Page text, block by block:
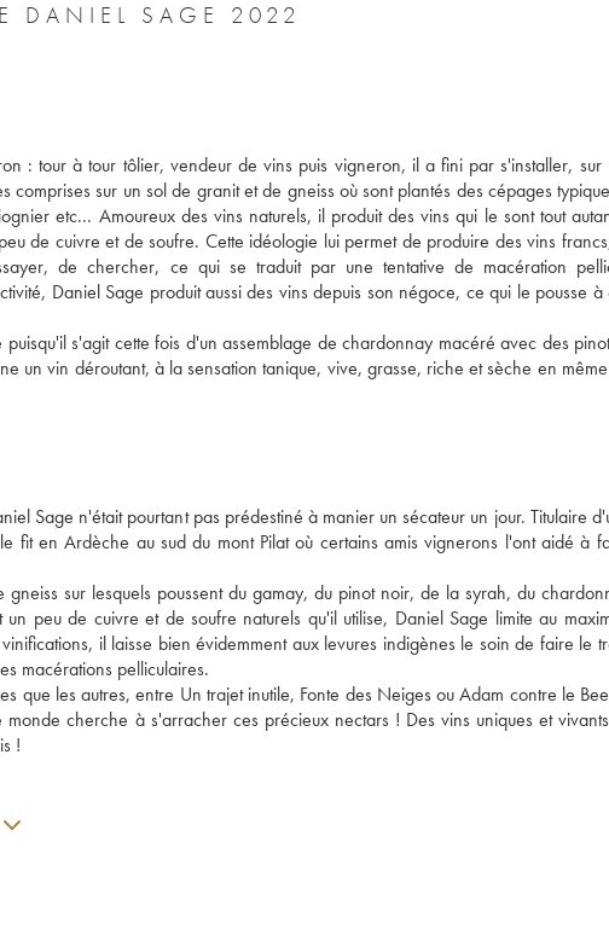
VIN DE FRANCE TRAJET INUTILE DANIEL SAGE 2022
: tour à tour tôlier, vendeur de vins puis vigneron, il a fini par s'installer, sur
sur un sol de granit et de gneiss où sont plantés des cépages
etc... Amoureux des vins naturels, il produit des vins qui le sont tout
de cuivre et de soufre. Cette idéologie lui permet de produire des vins
de chercher, ce qui se traduit par une tentative de macération
Daniel Sage produit aussi des vins depuis son négoce, ce qui le pousse
s'agit cette fois d'un assemblage de chardonnay macéré avec des
un vin déroutant, à la sensation tanique, vive, grasse, riche et sèche en
Sage n'était pourtant pas prédestiné à manier un sécateur un jour. Titulaire
fit en Ardèche au sud du mont Pilat où certains amis vignerons l'ont aidé à
sur lesquels poussent du gamay, du pinot noir, de la syrah, du
peu de cuivre et de soufre naturels qu'il utilise, Daniel Sage limite au
il laisse bien évidemment aux levures indigènes le soin de faire le
macérations pelliculaires.
que les autres, entre Un trajet inutile, Fonte des Neiges ou Adam contre le
cherche à s'arracher ces précieux nectars ! Des vins uniques et
!